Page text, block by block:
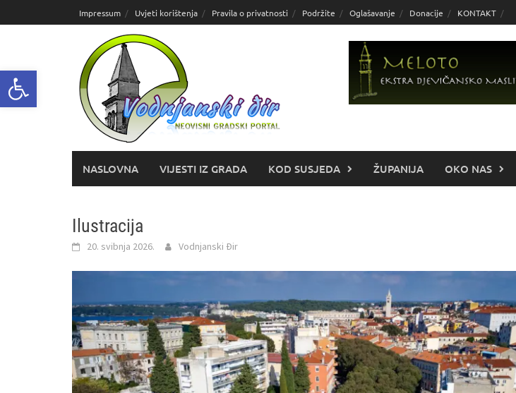
Open toolbar
do
Impressum Uvjeti korištenja Pravila o privatnosti Podržite Oglašavanje Donacije KONTAKT
NASLOVNA VIJESTI IZ GRADA KOD SUSJEDA ŽUPANIJA OKO NAS
Ilustracija
20. svibnja 2026. Vodnjanski Đir